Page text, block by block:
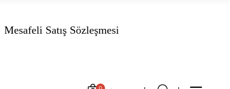
Mesafeli Satış Sözleşmesi